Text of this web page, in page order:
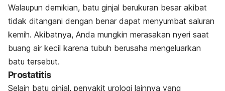
Walaupun demikian, batu ginjal berukuran besar akibat
tidak ditangani dengan benar dapat menyumbat saluran
kemih. Akibatnya, Anda mungkin merasakan nyeri saat
buang air kecil karena tubuh berusaha mengeluarkan
batu tersebut.
Prostatitis
Selain batu ginjal, penyakit urologi lainnya yang